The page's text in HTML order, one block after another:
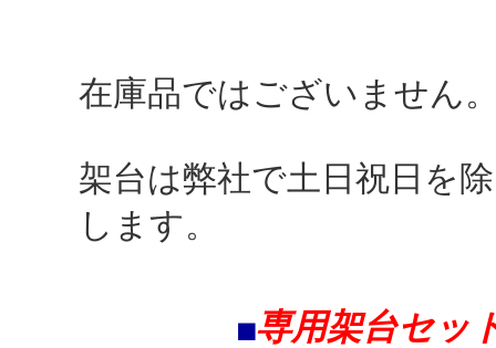
在庫品ではございません
架台は弊社で土日祝日を
します。
■専用架台セッ